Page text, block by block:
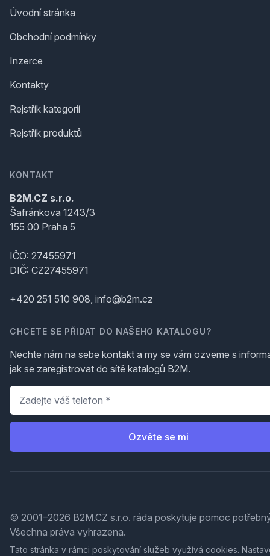
Úvodní stránka
Obchodní podmínky
Inzerce
Kontakty
Rejstřík kategorií
Rejstřík produktů
KONTAKT
B2M.CZ s.r.o.
Šafránkova 1243/3
155 00 Praha 5
IČO: 27455971
DIČ: CZ27455971
+420 251 510 908, info@b2m.cz
CHCETE SE PŘIDAT DO NAŠEHO KATALOGU?
Nechte nám na sebe kontakt a my se vám ozveme s
jak se zaregistrovat do sítě katalogů B2M.
Telefon
Ozvěte se mi
© 2001–2026 B2M.CZ s.r.o. ráda poskytuje pomoc
Všechna práva vyhrazena.
Tato stránka v rámci poskytování služeb využívá cookies.